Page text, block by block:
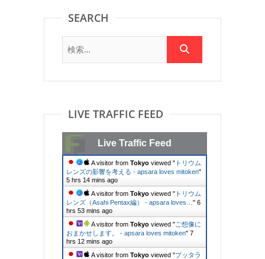
SEARCH
LIVE TRAFFIC FEED
Live Traffic Feed
A visitor from Tokyo viewed " トリウム
レンズの影響を考える - apsara loves mitoken"
5 hrs 14 mins ago
A visitor from Tokyo viewed " トリウム
レンズ（Asahi Pentax編） - apsara loves… " 6
hrs 53 mins ago
A visitor from Tokyo viewed "ご想像に
おまかせします。 - apsara loves mitoken" 7
hrs 12 mins ago
A visitor from Tokyo viewed "プッタラ